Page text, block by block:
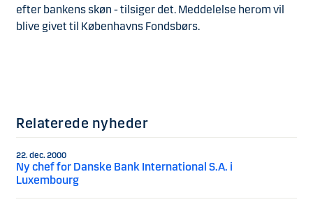
efter bankens skøn - tilsiger det. Meddelelse herom vil
blive givet til Københavns Fondsbørs.
Relaterede nyheder
22. dec. 2000
Ny chef for Danske Bank International S.A. i
Luxembourg